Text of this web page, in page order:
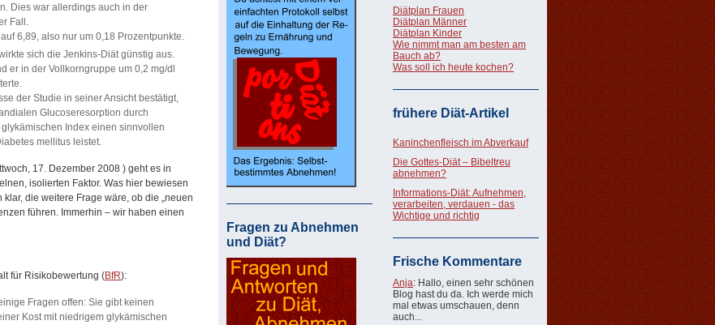
Dies war allerdings auch in der
Fall.
6,89, also nur um 0,18 Prozentpunkte.
sich die Jenkins-Diät günstig aus.
er in der Vollkorngruppe um 0,2 mg/dl
der Studie in seiner Ansicht bestätigt,
Glucoseresorption durch
Index einen sinnvollen
mellitus leistet.
17. Dezember 2008 ) geht es in
isolierten Faktor. Was hier bewiesen
die weitere Frage wäre, ob die „neuen
führen. Immerhin – wir haben einen
für Risikobewertung (BfR):
Fragen offen: Sie gibt keinen
Kost mit niedrigem glykämischen
Fragen zu Abnehmen
und Diät?
Diätplan Frauen
Diätplan Männer
Diätplan Kinder
Wie nimmt man am besten am
Bauch ab?
Was soll ich heute kochen?
frühere Diät-Artikel
Kaninchenfleisch im Abverkauf
Die Gottes-Diät – Bibeltreu
abnehmen?
Informations-Diät: Aufnehmen,
verarbeiten, verdauen - das
Wichtige und richtig
Frische Kommentare
Anja: Hallo, einen sehr schönen
Blog hast du da. Ich werde mich
mal etwas umschauen, denn
auch...